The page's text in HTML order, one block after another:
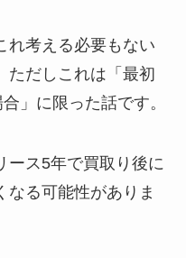
れ考える必要もない
ただしこれは「最初
」に限った話です。
ース5年で買取り後に
なる可能性がありま